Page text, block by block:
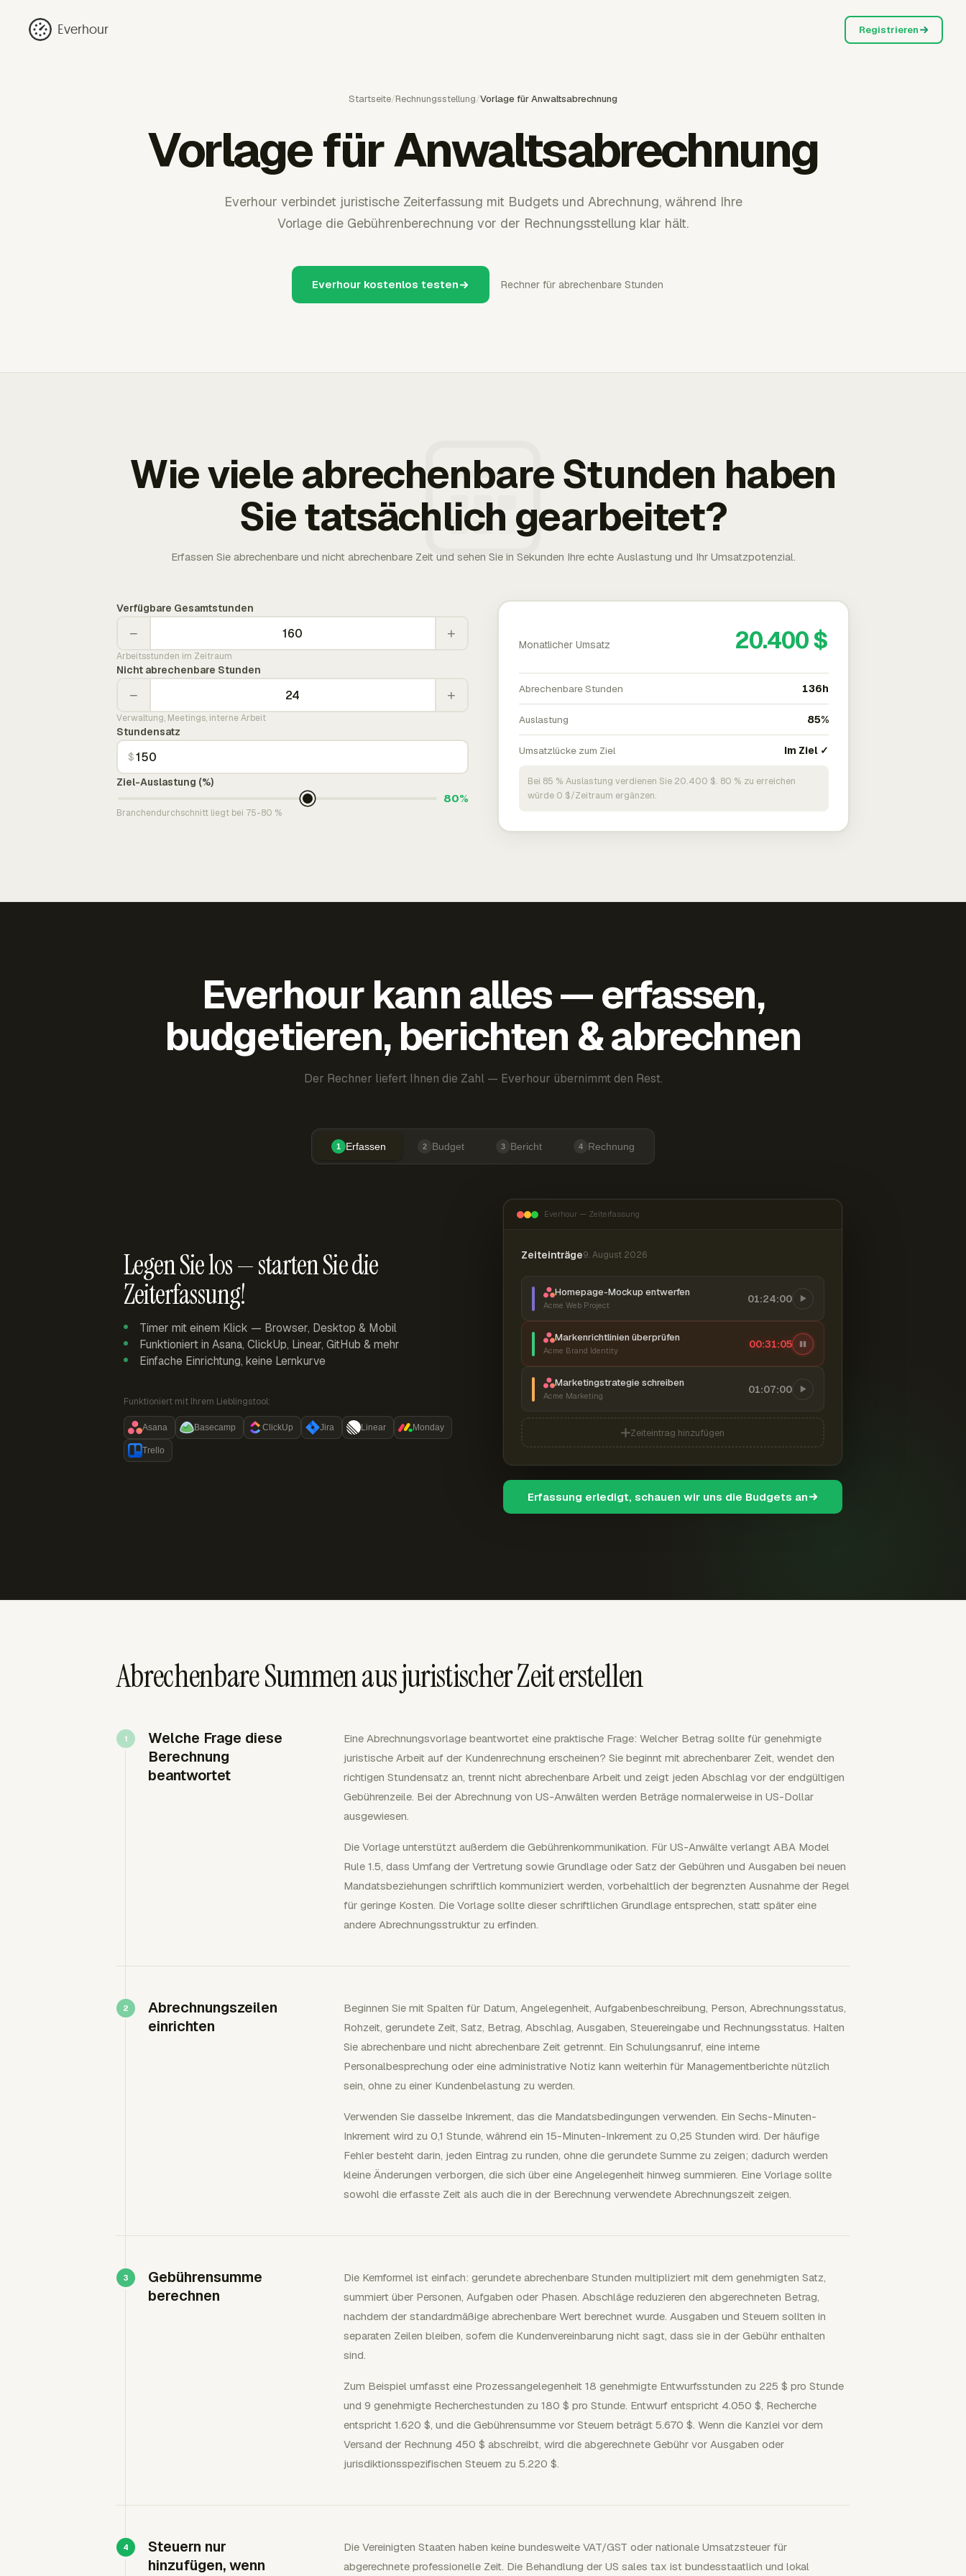
Everhour Registrieren
Startseite/Rechnungsstellung/Vorlage für Anwaltsabrechnung
Vorlage für Anwaltsabrechnung
Everhour verbindet juristische Zeiterfassung mit Budgets und Abrechnung, während Ihre
Vorlage die Gebührenberechnung vor der Rechnungsstellung klar hält.
Everhour kostenlos testen Rechner für abrechenbare Stunden
Wie viele abrechenbare Stunden haben
Sie tatsächlich gearbeitet?
Erfassen Sie abrechenbare und nicht abrechenbare Zeit und sehen Sie in Sekunden Ihre echte Auslastung und Ihr Umsatzpotenzial.
Verfügbare Gesamtstunden
− +
Arbeitsstunden im Zeitraum
Nicht abrechenbare Stunden
− +
Verwaltung, Meetings, interne Arbeit
Stundensatz
$
Ziel-Auslastung (%)
80%
Branchendurchschnitt liegt bei 75-80 %
Monatlicher Umsatz 20.400 $
Abrechenbare Stunden 136h
Auslastung 85%
Umsatzlücke zum Ziel Im Ziel ✓
Bei 85 % Auslastung verdienen Sie 20.400 $. 80 % zu erreichen
würde 0 $/Zeitraum ergänzen.
Everhour kann alles — erfassen,
budgetieren, berichten & abrechnen
Der Rechner liefert Ihnen die Zahl — Everhour übernimmt den Rest.
1 Erfassen 2 Budget 3 Bericht 4 Rechnung
Legen Sie los — starten Sie die
Zeiterfassung!
Timer mit einem Klick — Browser, Desktop & Mobil
Funktioniert in Asana, ClickUp, Linear, GitHub & mehr
Einfache Einrichtung, keine Lernkurve
Funktioniert mit Ihrem Lieblingstool:
Asana Basecamp ClickUp Jira Linear Monday
Trello
Everhour — Zeiterfassung
Zeiteinträge9. August 2026
Homepage-Mockup entwerfen
Acme Web Project
01:24:00
Markenrichtlinien überprüfen
Acme Brand Identity
00:31:06
Marketingstrategie schreiben
Acme Marketing
01:07:00
Zeiteintrag hinzufügen
Erfassung erledigt, schauen wir uns die Budgets an
Abrechenbare Summen aus juristischer Zeit erstellen
Welche Frage diese
Berechnung
beantwortet
Eine Abrechnungsvorlage beantwortet eine praktische Frage: Welcher Betrag sollte für genehmigte
juristische Arbeit auf der Kundenrechnung erscheinen? Sie beginnt mit abrechenbarer Zeit, wendet den
richtigen Stundensatz an, trennt nicht abrechenbare Arbeit und zeigt jeden Abschlag vor der endgültigen
Gebührenzeile. Bei der Abrechnung von US-Anwälten werden Beträge normalerweise in US-Dollar
ausgewiesen.
Die Vorlage unterstützt außerdem die Gebührenkommunikation. Für US-Anwälte verlangt ABA Model
Rule 1.5, dass Umfang der Vertretung sowie Grundlage oder Satz der Gebühren und Ausgaben bei neuen
Mandatsbeziehungen schriftlich kommuniziert werden, vorbehaltlich der begrenzten Ausnahme der Regel
für geringe Kosten. Die Vorlage sollte dieser schriftlichen Grundlage entsprechen, statt später eine
andere Abrechnungsstruktur zu erfinden.
Abrechnungszeilen
einrichten
Beginnen Sie mit Spalten für Datum, Angelegenheit, Aufgabenbeschreibung, Person, Abrechnungsstatus,
Rohzeit, gerundete Zeit, Satz, Betrag, Abschlag, Ausgaben, Steuereingabe und Rechnungsstatus. Halten
Sie abrechenbare und nicht abrechenbare Zeit getrennt. Ein Schulungsanruf, eine interne
Personalbesprechung oder eine administrative Notiz kann weiterhin für Managementberichte nützlich
sein, ohne zu einer Kundenbelastung zu werden.
Verwenden Sie dasselbe Inkrement, das die Mandatsbedingungen verwenden. Ein Sechs-Minuten-
Inkrement wird zu 0,1 Stunde, während ein 15-Minuten-Inkrement zu 0,25 Stunden wird. Der häufige
Fehler besteht darin, jeden Eintrag zu runden, ohne die gerundete Summe zu zeigen; dadurch werden
kleine Änderungen verborgen, die sich über eine Angelegenheit hinweg summieren. Eine Vorlage sollte
sowohl die erfasste Zeit als auch die in der Berechnung verwendete Abrechnungszeit zeigen.
Gebührensumme
berechnen
Die Kernformel ist einfach: gerundete abrechenbare Stunden multipliziert mit dem genehmigten Satz,
summiert über Personen, Aufgaben oder Phasen. Abschläge reduzieren den abgerechneten Betrag,
nachdem der standardmäßige abrechenbare Wert berechnet wurde. Ausgaben und Steuern sollten in
separaten Zeilen bleiben, sofern die Kundenvereinbarung nicht sagt, dass sie in der Gebühr enthalten
sind.
Zum Beispiel umfasst eine Prozessangelegenheit 18 genehmigte Entwurfsstunden zu 225 $ pro Stunde
und 9 genehmigte Recherchestunden zu 180 $ pro Stunde. Entwurf entspricht 4.050 $, Recherche
entspricht 1.620 $, und die Gebührensumme vor Steuern beträgt 5.670 $. Wenn die Kanzlei vor dem
Versand der Rechnung 450 $ abschreibt, wird die abgerechnete Gebühr vor Ausgaben oder
jurisdiktionsspezifischen Steuern zu 5.220 $.
Steuern nur
hinzufügen, wenn
Die Vereinigten Staaten haben keine bundesweite VAT/GST oder nationale Umsatzsteuer für
abgerechnete professionelle Zeit. Die Behandlung der US sales tax ist bundesstaatlich und lokal